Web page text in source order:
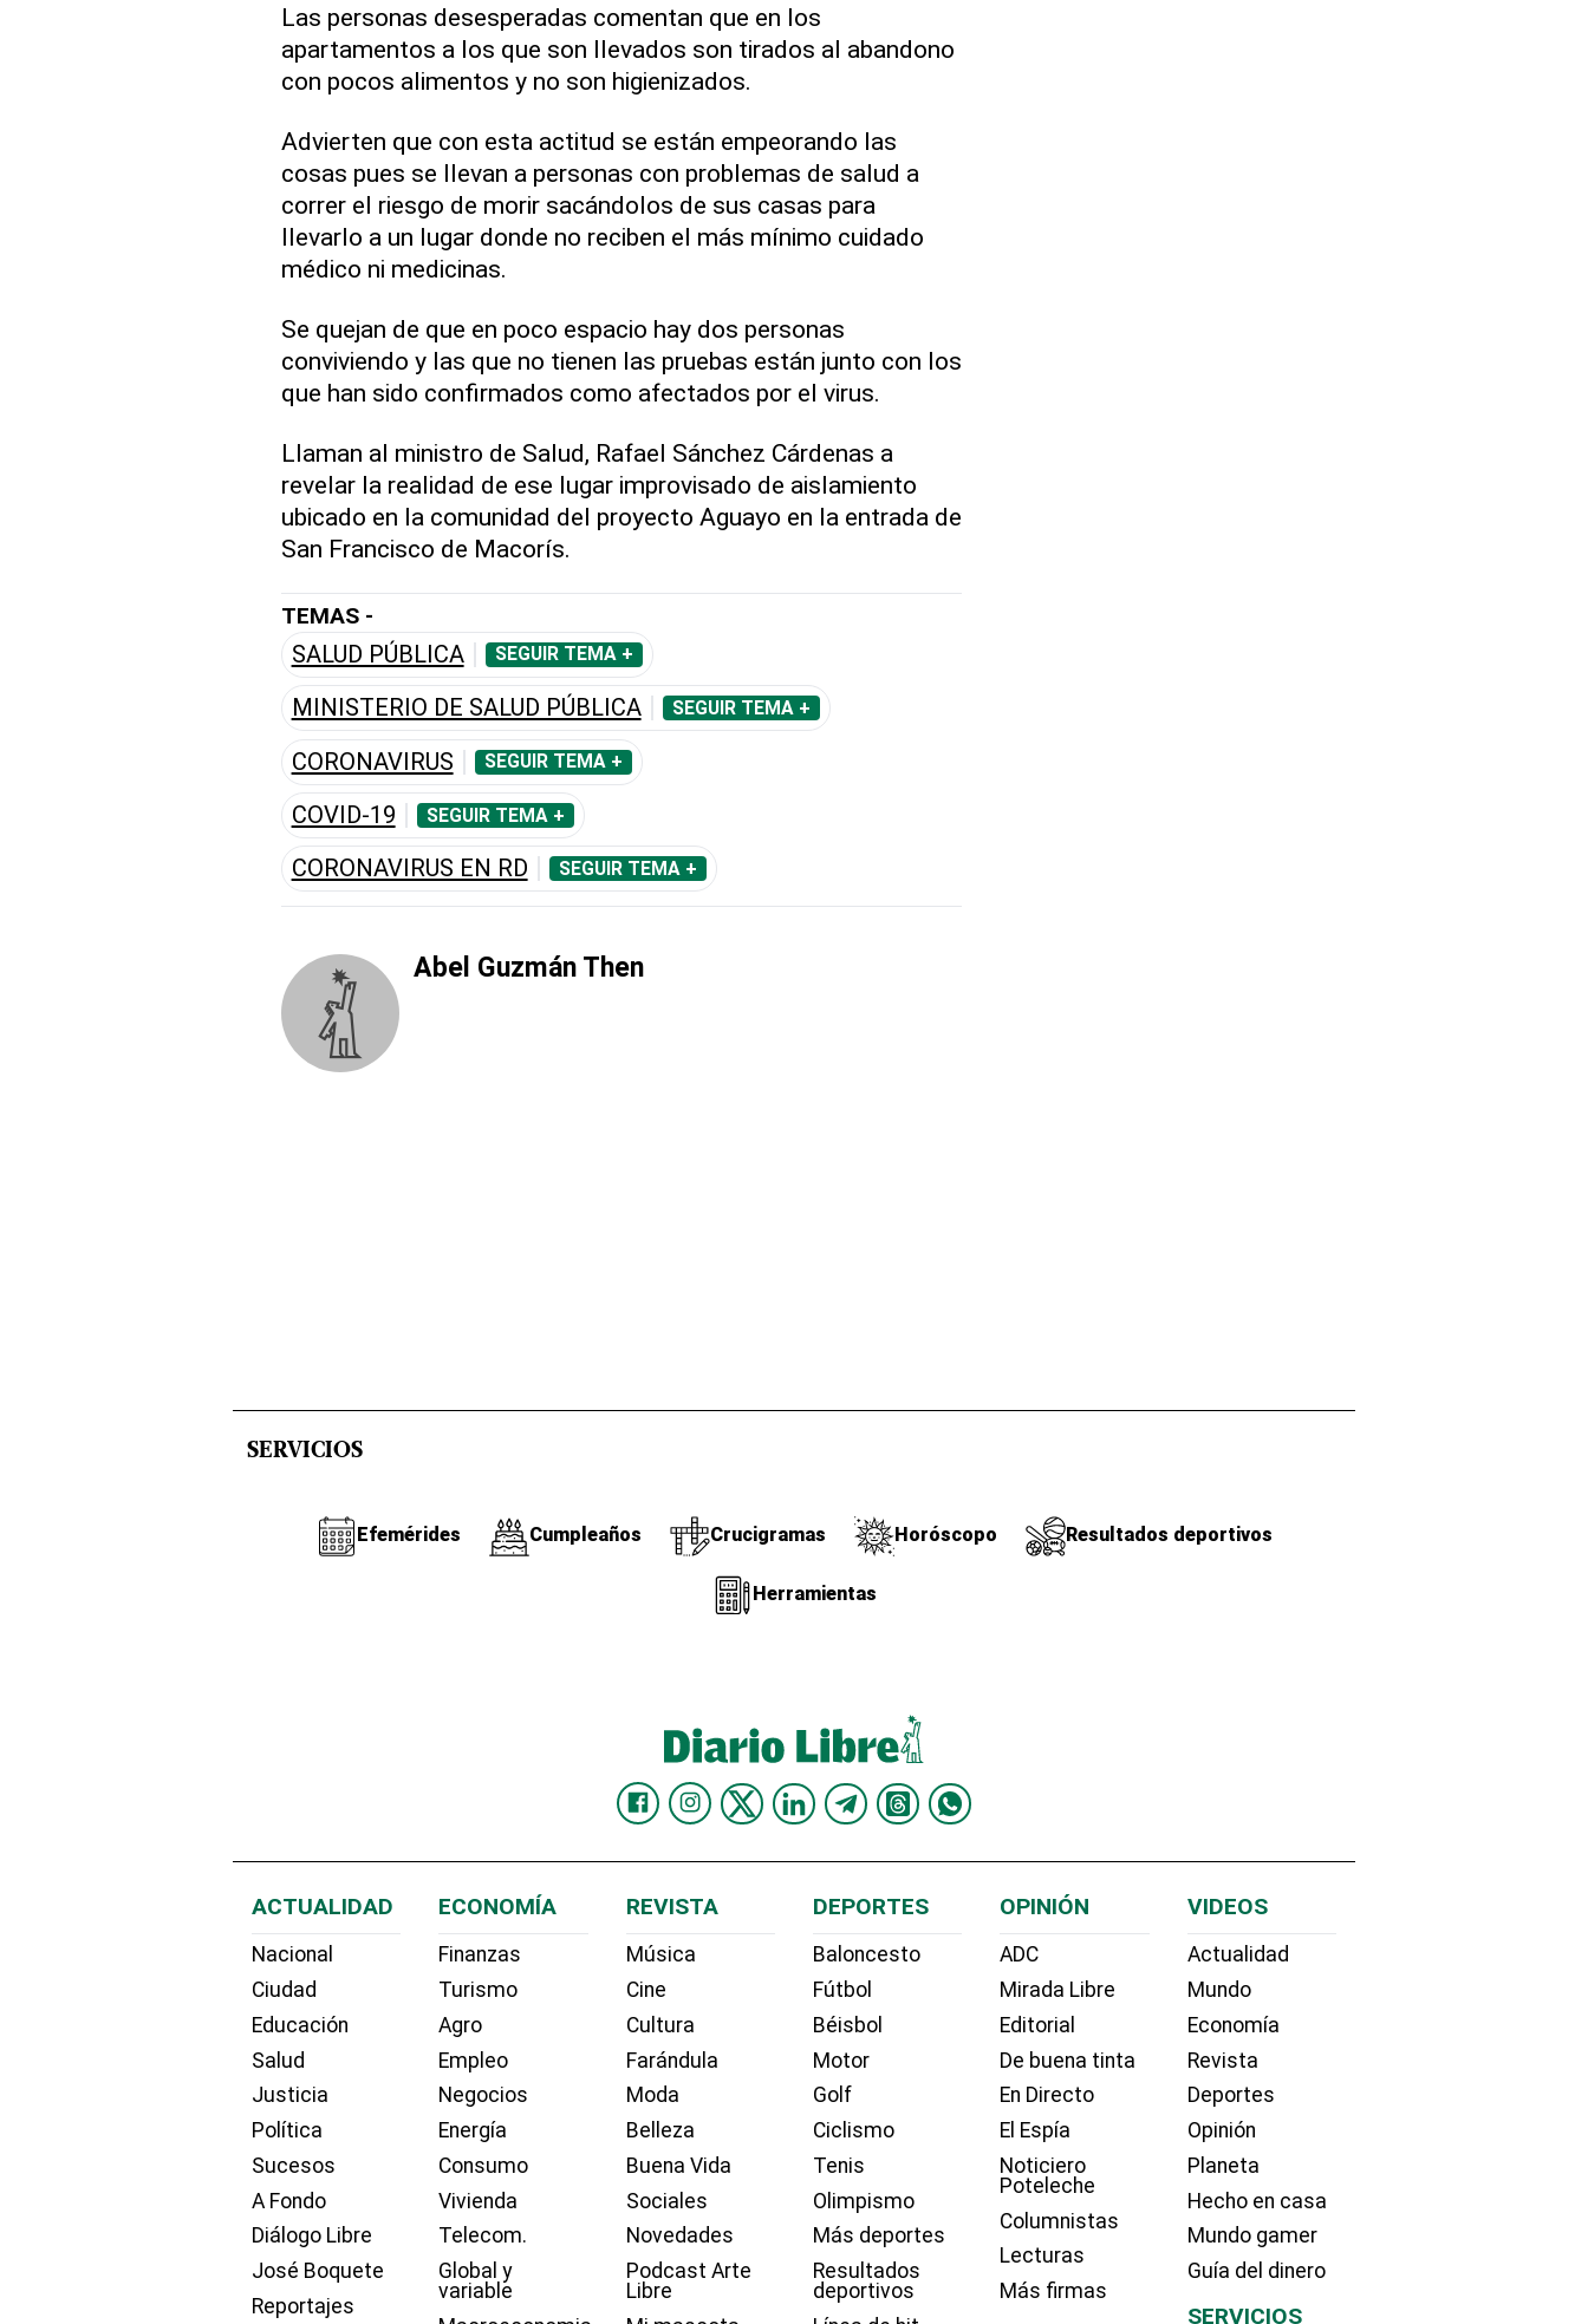
Las personas desesperadas comentan que en los
apartamentos a los que son llevados son tirados al abandono
con pocos alimentos y no son higienizados.
Advierten que con esta actitud se están empeorando las
cosas pues se llevan a personas con problemas de salud a
correr el riesgo de morir sacándolos de sus casas para
llevarlo a un lugar donde no reciben el más mínimo cuidado
médico ni medicinas.
Se quejan de que en poco espacio hay dos personas
conviviendo y las que no tienen las pruebas están junto con los
que han sido confirmados como afectados por el virus.
Llaman al ministro de Salud, Rafael Sánchez Cárdenas a
revelar la realidad de ese lugar improvisado de aislamiento
ubicado en la comunidad del proyecto Aguayo en la entrada de
San Francisco de Macorís.
TEMAS -
SALUD PÚBLICA SEGUIR TEMA +
MINISTERIO DE SALUD PÚBLICA SEGUIR TEMA +
CORONAVIRUS SEGUIR TEMA +
COVID-19 SEGUIR TEMA +
CORONAVIRUS EN RD SEGUIR TEMA +
Abel Guzmán Then
SERVICIOS
Efemérides Cumpleaños Crucigramas Horóscopo Resultados deportivos
Herramientas
ACTUALIDAD
Nacional
Ciudad
Educación
Salud
Justicia
Política
Sucesos
A Fondo
Diálogo Libre
José Boquete
Reportajes
ECONOMÍA
Finanzas
Turismo
Agro
Empleo
Negocios
Energía
Consumo
Vivienda
Telecom.
Global y
variable
REVISTA
Música
Cine
Cultura
Farándula
Moda
Belleza
Buena Vida
Sociales
Novedades
Podcast Arte
Libre
DEPORTES
Baloncesto
Fútbol
Béisbol
Motor
Golf
Ciclismo
Tenis
Olimpismo
Más deportes
Resultados
deportivos
OPINIÓN
ADC
Mirada Libre
Editorial
De buena tinta
En Directo
El Espía
Noticiero
Poteleche
Columnistas
Lecturas
Más firmas
VIDEOS
Actualidad
Mundo
Economía
Revista
Deportes
Opinión
Planeta
Hecho en casa
Mundo gamer
Guía del dinero
SERVICIOS